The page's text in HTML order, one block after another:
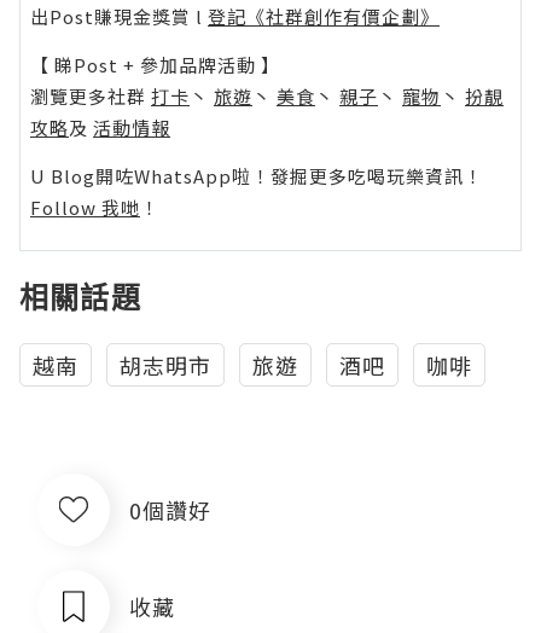
出Post賺現金獎賞 l 登記《社群創作有價企劃》
【 睇Post + 參加品牌活動 】
瀏覽更多社群 打卡 丶 旅遊 丶 美食 丶 親子 丶 寵物 丶 扮靚
攻略及 活動情報
U Blog開咗WhatsApp啦！發掘更多吃喝玩樂資訊！
Follow 我哋 ！
相關話題
越南 胡志明市 旅遊 酒吧 咖啡
0個讚好
收藏